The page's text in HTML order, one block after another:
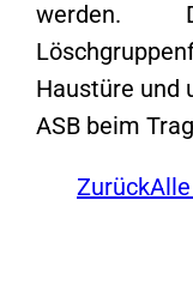
werden.
Haustüre und
ASB beim
Zurück